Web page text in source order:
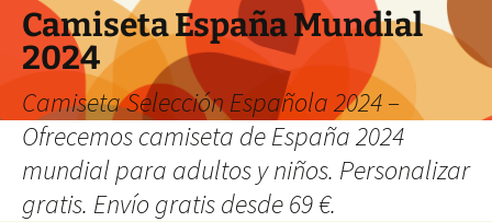
Camiseta España Mundial
2024
Camiseta Selección Española 2024 –
Ofrecemos camiseta de España 2024
mundial para adultos y niños. Personalizar
gratis. Envío gratis desde 69 €.